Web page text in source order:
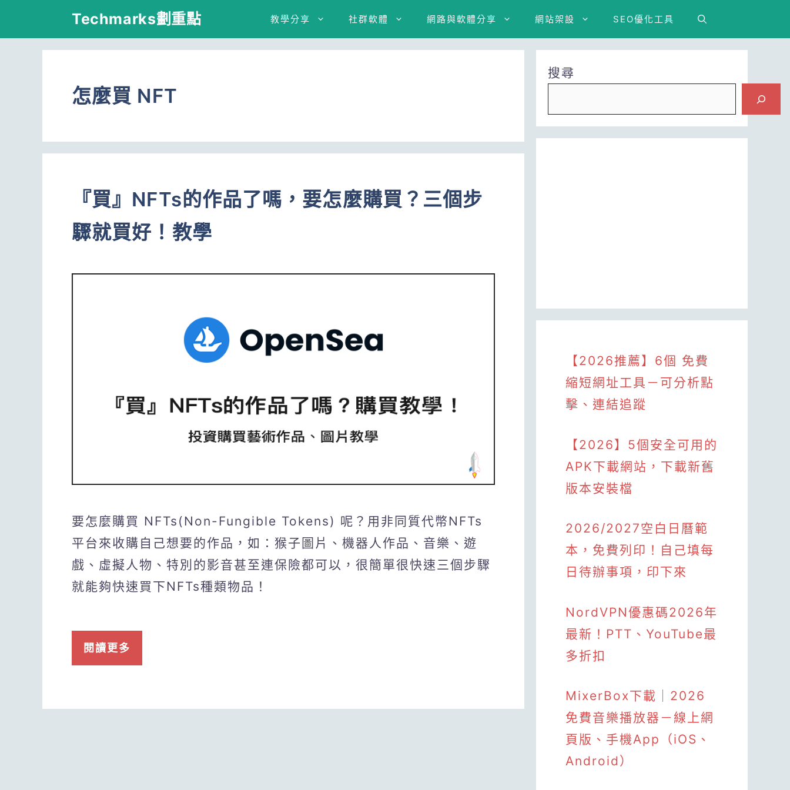
Techmarks劃重點 教學分享 社群軟體 網路與軟體分享 網站架設 SEO優化工具
怎麼買 NFT
『買』NFTs的作品了嗎，要怎麼購買？三個步
驟就買好！教學
要怎麼購買 NFTs(Non-Fungible Tokens) 呢？用非同質代幣NFTs
平台來收購自己想要的作品，如：猴子圖片、機器人作品、音樂、遊
戲、虛擬人物、特別的影音甚至連保險都可以，很簡單很快速三個步驟
就能夠快速買下NFTs種類物品！
閱讀更多
搜尋
【2026推薦】6個 免費
縮短網址工具－可分析點
擊、連結追蹤
【2026】5個安全可用的
APK下載網站，下載新舊
版本安裝檔
2026/2027空白日曆範
本，免費列印！自己填每
日待辦事項，印下來
NordVPN優惠碼2026年
最新！PTT、YouTube最
多折扣
MixerBox下載｜2026
免費音樂播放器－線上網
頁版、手機App（iOS、
Android）